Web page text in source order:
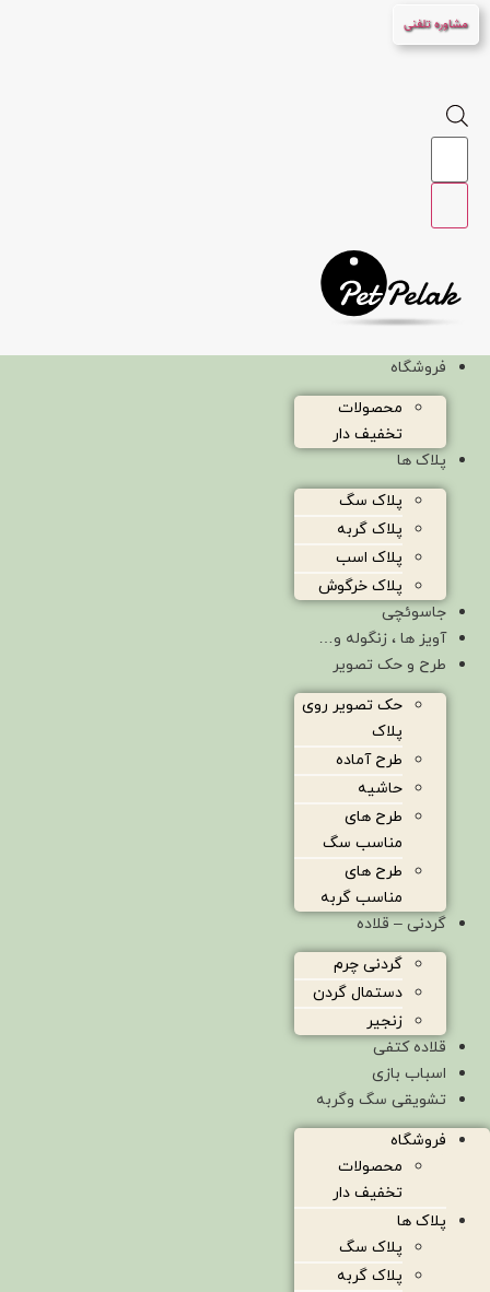
پرش
به
مشاوره تلفنی
Products
فروشگاه
محصولات
تخفیف دار
پلاک ها
پلاک سگ
پلاک گربه
پلاک اسب
پلاک خرگوش
جاسوئچی
آویز ها ، زنگوله و…
طرح و حک تصویر
حک تصویر روی
پلاک
طرح آماده
حاشیه
طرح های
مناسب سگ
طرح های
مناسب گربه
گردنی – قلاده
گردنی چرم
دستمال گردن
زنجیر
قلاده کتفی
اسباب بازی
تشویقی سگ وگربه
فروشگاه
محصولات
تخفیف دار
پلاک ها
پلاک سگ
پلاک گربه